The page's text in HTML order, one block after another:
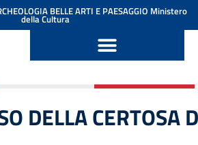
BELLE ARTI E PAESAGGIO Ministero
della Cultura
DELLA CERTOSA